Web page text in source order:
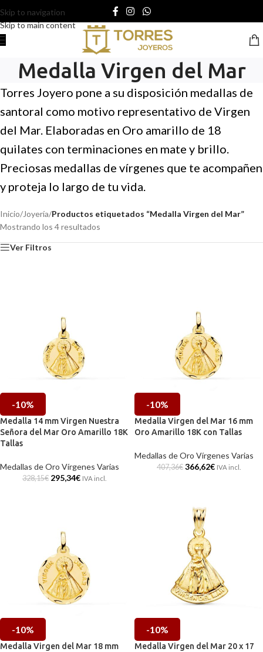
Skip to navigation
Skip to main content
Medalla Virgen del Mar
Torres Joyero pone a su disposición medallas de
santoral como motivo representativo de Virgen
del Mar. Elaboradas en Oro amarillo de 18
quilates con terminaciones en mate y brillo.
Preciosas medallas de vírgenes que te acompañen
y proteja lo largo de tu vida.
Inicio/Joyería/Productos etiquetados “Medalla Virgen del Mar”
Mostrando los 4 resultados
Ver Filtros
-10%
Medalla 14 mm Virgen Nuestra
Señora del Mar Oro Amarillo 18K
Tallas
Medallas de Oro Vírgenes Varias
328,15€ 295,34€ IVA incl.
-10%
Medalla Virgen del Mar 16 mm
Oro Amarillo 18K con Tallas
Medallas de Oro Vírgenes Varias
407,36€ 366,62€ IVA incl.
-10%
Medalla Virgen del Mar 18 mm
-10%
Medalla Virgen del Mar 20 x 17